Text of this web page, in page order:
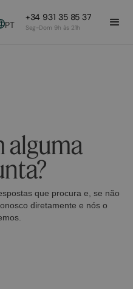
PT
+34 931 35 85 37
Seg-Dom 9h às 21h
alguma
que procura e, se não
diretamente e nós o